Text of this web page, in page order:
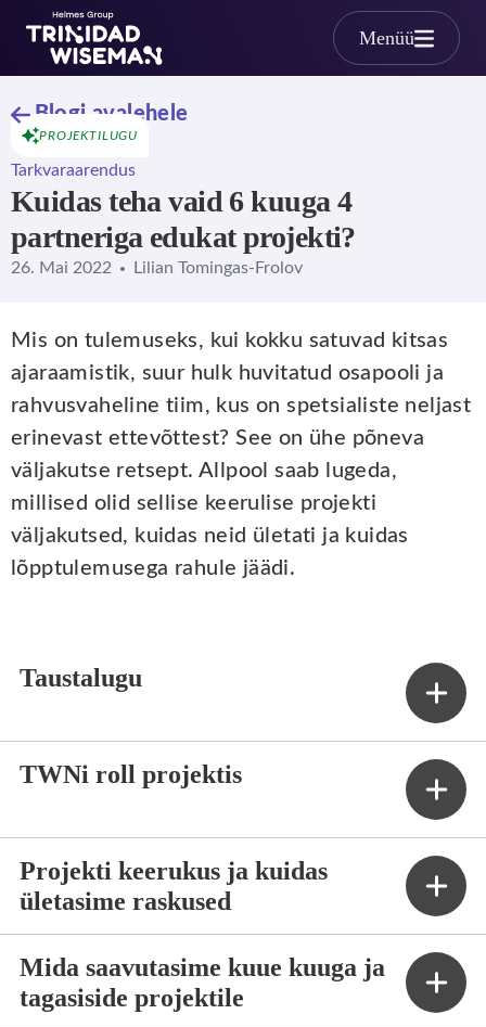
Skip to main content
Menüü
Blogi avalehele
PROJEKTILUGU
Tarkvaraarendus
Kuidas teha vaid 6 kuuga 4
partneriga edukat projekti?
26. Mai 2022 Lilian Tomingas-Frolov
Mis on tulemuseks, kui kokku satuvad kitsas
ajaraamistik, suur hulk huvitatud osapooli ja
rahvusvaheline tiim, kus on spetsialiste neljast
erinevast ettevõttest? See on ühe põneva
väljakutse retsept. Allpool saab lugeda,
millised olid sellise keerulise projekti
väljakutsed, kuidas neid ületati ja kuidas
lõpptulemusega rahule jäädi.
Taustalugu
TWNi roll projektis
Projekti keerukus ja kuidas
ületasime raskused
Mida saavutasime kuue kuuga ja
tagasiside projektile